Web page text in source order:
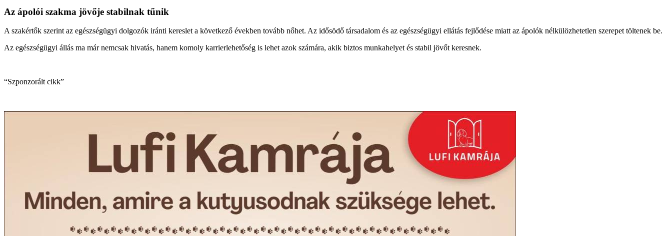
Az ápolói szakma jövője stabilnak tűnik
A szakértők szerint az egészségügyi dolgozók iránti kereslet a következő években tovább nőhet. Az idősödő társadalom és az egészségügyi ellátás fejlődése miatt az ápolók nélkülözhetetlen szerepet töltenek be.
Az egészségügyi állás ma már nemcsak hivatás, hanem komoly karrierlehetőség is lehet azok számára, akik biztos munkahelyet és stabil jövőt keresnek.
“Szponzorált cikk”